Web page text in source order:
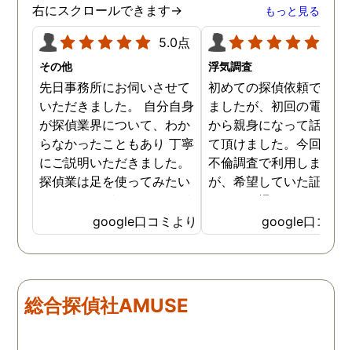
右にスクロールできます→ もっと見る
5.0点
その他
先日事務所にお伺いさせて
いただきました。 自分自身
が探偵業界について、わか
らなかったこともあり 丁寧
にご説明いただきました。
探偵業は足を使ってみたい
SNSなどの知識も豊富で、
色んな視点から対応されて
います。 他の口コミにもあ
金が安く明確で親身になっ
て対応いただける探偵さん
google口コミより
浮気調査
初めての探偵依頼で緊張
ましたが、初回の電話相
から親身になって話を聞
て頂けました。今回、夫
不倫調査で利用しました
が、希望していた証拠を
っかりと撮ってもらうこ
が出来ました。調査中も
動きがある度に細かく報
してくださり、安心しま
読めない中、柔軟に対応
google口コミ
総合探偵社AMUSE